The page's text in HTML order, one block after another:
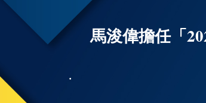
馬浚偉擔任「